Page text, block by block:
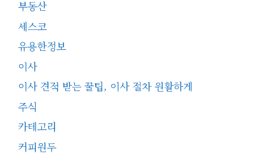
부동산
세스코
유용한정보
이사
이사 견적 받는 꿀팁, 이사 절차 원활하게
주식
카테고리
커피원두